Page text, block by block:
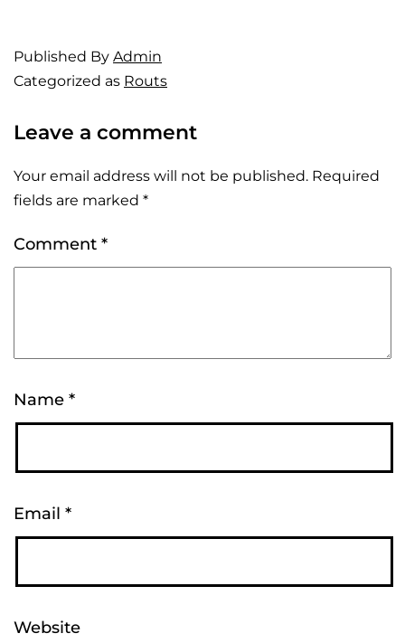
Published By Admin
Categorized as Routs
Leave a comment
Your email address will not be published. Required
fields are marked *
Comment *
Name *
Email *
Website